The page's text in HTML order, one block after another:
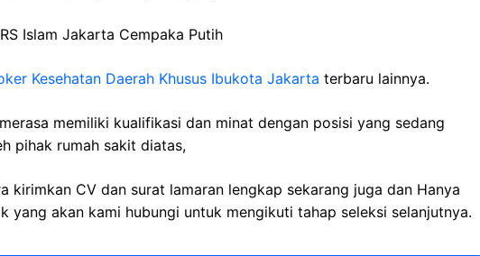
RS Islam Jakarta Cempaka Putih
Kesehatan Daerah Khusus Ibukota Jakarta terbaru lainnya.
memiliki kualifikasi dan minat dengan posisi yang sedang
pihak rumah sakit diatas,
kirimkan CV dan surat lamaran lengkap sekarang juga dan Hanya
yang akan kami hubungi untuk mengikuti tahap seleksi selanjutnya.